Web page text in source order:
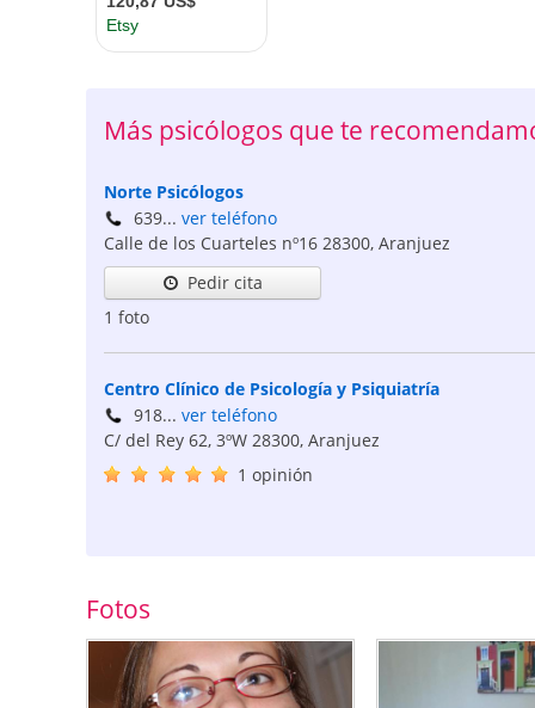
Más psicólogos que te
Norte Psicólogos
639... ver teléfono
Calle de los Cuarteles nº16 28300, Aranjuez
Pedir cita
1 foto
Centro Clínico de Psicología y Psiquiatría
918... ver teléfono
C/ del Rey 62, 3ºW 28300, Aranjuez
1 opinión
Fotos